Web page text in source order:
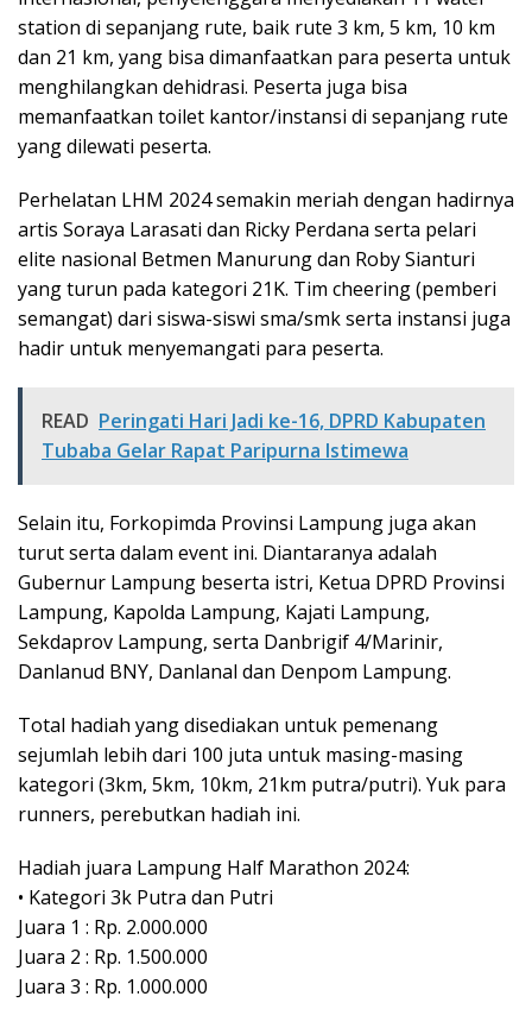
station di sepanjang rute, baik rute 3 km, 5 km, 10 km
dan 21 km, yang bisa dimanfaatkan para peserta untuk
menghilangkan dehidrasi. Peserta juga bisa
memanfaatkan toilet kantor/instansi di sepanjang rute
yang dilewati peserta.
Perhelatan LHM 2024 semakin meriah dengan hadirnya
artis Soraya Larasati dan Ricky Perdana serta pelari
elite nasional Betmen Manurung dan Roby Sianturi
yang turun pada kategori 21K. Tim cheering (pemberi
semangat) dari siswa-siswi sma/smk serta instansi juga
hadir untuk menyemangati para peserta.
READ Peringati Hari Jadi ke-16, DPRD Kabupaten
Tubaba Gelar Rapat Paripurna Istimewa
Selain itu, Forkopimda Provinsi Lampung juga akan
turut serta dalam event ini. Diantaranya adalah
Gubernur Lampung beserta istri, Ketua DPRD Provinsi
Lampung, Kapolda Lampung, Kajati Lampung,
Sekdaprov Lampung, serta Danbrigif 4/Marinir,
Danlanud BNY, Danlanal dan Denpom Lampung.
Total hadiah yang disediakan untuk pemenang
sejumlah lebih dari 100 juta untuk masing-masing
kategori (3km, 5km, 10km, 21km putra/putri). Yuk para
runners, perebutkan hadiah ini.
Hadiah juara Lampung Half Marathon 2024:
• Kategori 3k Putra dan Putri
Juara 1 : Rp. 2.000.000
Juara 2 : Rp. 1.500.000
Juara 3 : Rp. 1.000.000